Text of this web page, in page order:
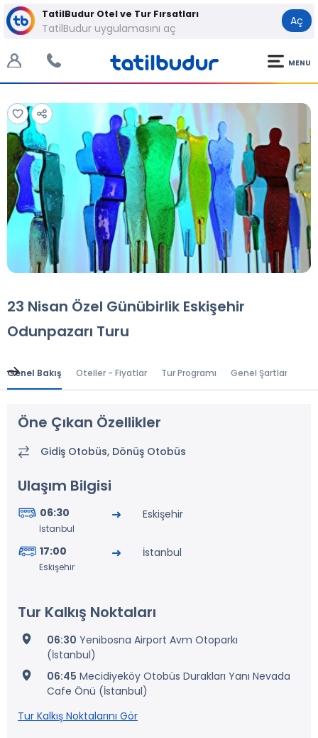
TatilBudur Otel ve Tur Fırsatları
TatilBudur uygulamasını aç
Aç
MENU
Tüm Fotoğraflar
23 Nisan Özel Günübirlik Eskişehir
Odunpazarı Turu
Genel Bakış Oteller - Fiyatlar Tur Programı Genel Şartlar
Öne Çıkan Özellikler
Gidiş Otobüs, Dönüş Otobüs
Ulaşım Bilgisi
06:30
İstanbul
Eskişehir
17:00
Eskişehir
İstanbul
Tur Kalkış Noktaları
06:30 Yenibosna Airport Avm Otoparkı
(İstanbul)
06:45 Mecidiyeköy Otobüs Durakları Yanı Nevada
Cafe Önü (İstanbul)
Tur Kalkış Noktalarını Gör